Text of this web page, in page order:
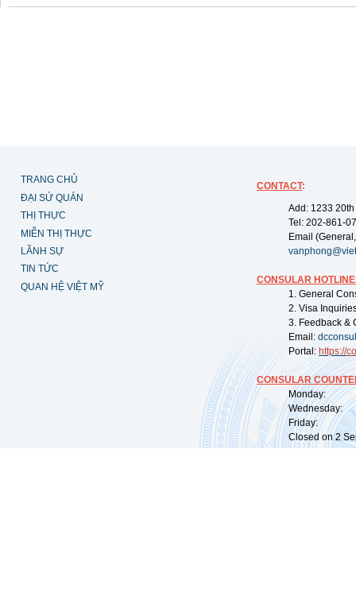
TRANG CHỦ
ĐẠI SỨ QUÁN
THỊ THỰC
MIỄN THỊ THỰC
LÃNH SỰ
TIN TỨC
QUAN HỆ VIỆT MỸ
CONTACT:
Add: 1233
Tel: 202-861-
Email
CONSULAR
1. General
2. Visa
3. Feedback &
Email:
Portal: https://
CONSULAR
Monday:
Wednesday:
Friday:
Closed on 2